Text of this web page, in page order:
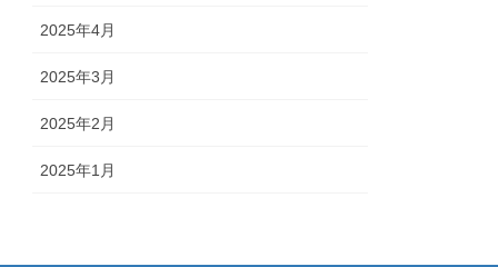
2025年4月
2025年3月
2025年2月
2025年1月